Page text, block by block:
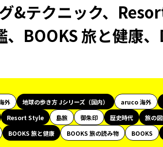
&テクニック、
、BOOKS 旅と健康
外 地球の歩き方 Jシリーズ（国内） aruco 海外
Resort Style 島旅 御朱印 歴史時代 旅の
BOOKS 旅と健康 BOOKS 旅の読み物 BOOKS